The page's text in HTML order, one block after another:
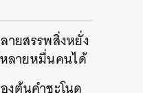
ายสรรพสิ่งหยั่ง
ลายหมื่นคนได้